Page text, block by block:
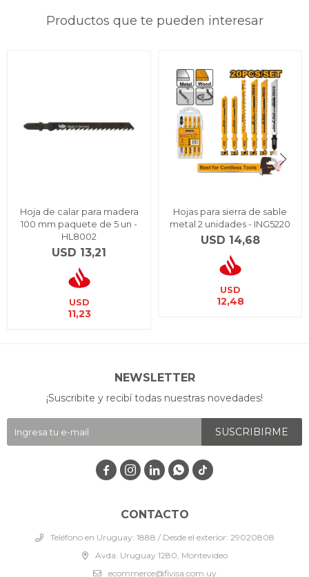
Productos que te pueden interesar
Hoja de calar para madera
100 mm paquete de 5 un -
HL8002
USD 13,21
USD
11,23
Hojas para sierra de sable
metal 2 unidades - ING5220
USD 14,68
USD
12,48
CONTACTO
Teléfono en Uruguay: 1888 / Desde el exterior: 29020808
Avda. Uruguay 1280, Montevideo
ecommerce@fivisa.com.uy
NEWSLETTER
¡Suscribite y recibí todas nuestras novedades!
SUSCRIBIRME
   